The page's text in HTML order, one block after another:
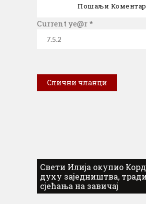
Current ye@r *
Слични чланци
Свети Илија окупио
духу заједништва,
сјећања на завичај